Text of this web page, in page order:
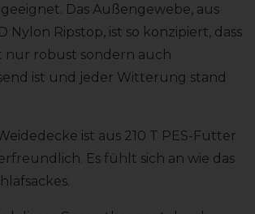
Das Außengewebe, aus
Nylon Ripstop, ist so konzipiert, dass
nur robust sondern auch
ist und jeder Witterung stand
ist aus 210 T PES-Futter
Es fühlt sich an wie das